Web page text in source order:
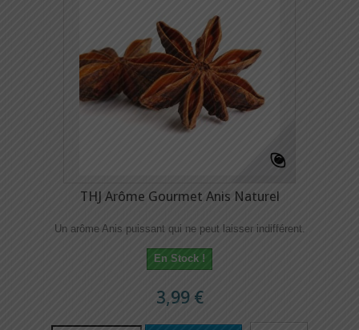
THJ Arôme Gourmet Anis Naturel
Un arôme Anis puissant qui ne peut laisser indifférent.
En Stock !
3,99 €